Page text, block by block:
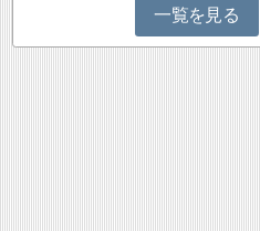
一覧を見る